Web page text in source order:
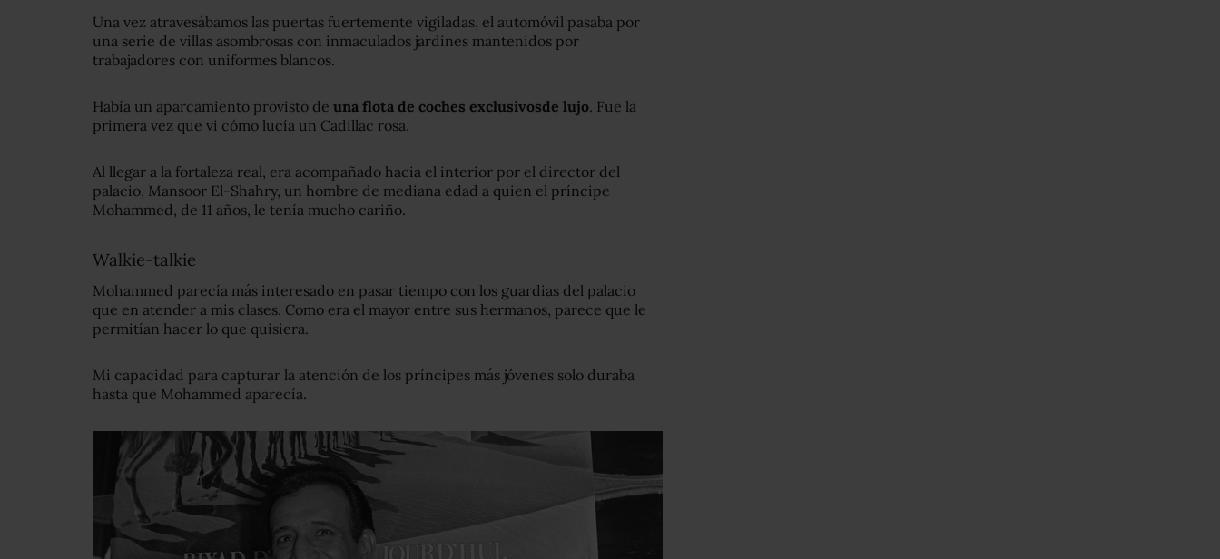
Una vez atravesábamos las puertas fuertemente vigiladas, el automóvil pasaba por
una serie de villas asombrosas con inmaculados jardines mantenidos por
trabajadores con uniformes blancos.
Había un aparcamiento provisto de una flota de coches exclusivosde lujo. Fue la
primera vez que vi cómo lucía un Cadillac rosa.
Al llegar a la fortaleza real, era acompañado hacia el interior por el director del
palacio, Mansoor El-Shahry, un hombre de mediana edad a quien el príncipe
Mohammed, de 11 años, le tenía mucho cariño.
Walkie-talkie
Mohammed parecía más interesado en pasar tiempo con los guardias del palacio
que en atender a mis clases. Como era el mayor entre sus hermanos, parece que le
permitían hacer lo que quisiera.
Mi capacidad para capturar la atención de los príncipes más jóvenes solo duraba
hasta que Mohammed aparecía.